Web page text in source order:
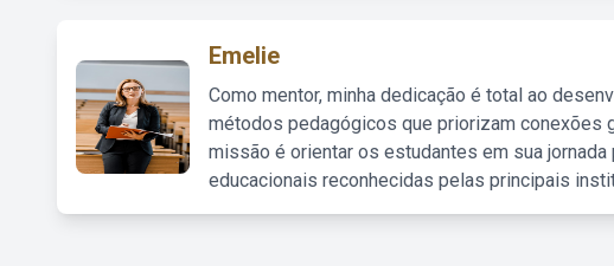
Emelie
Como mentor, minha dedicação é total ao
métodos pedagógicos que priorizam conexões
missão é orientar os estudantes em sua
educacionais reconhecidas pelas principais